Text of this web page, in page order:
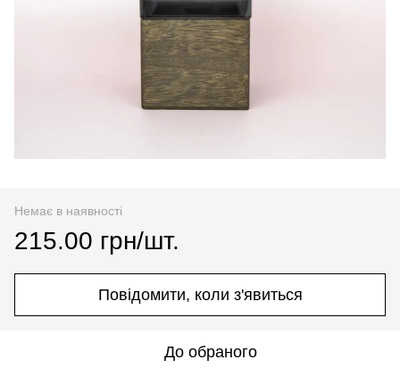
Немає в наявності
215.00 грн/шт.
Повідомити, коли з'явиться
До обраного